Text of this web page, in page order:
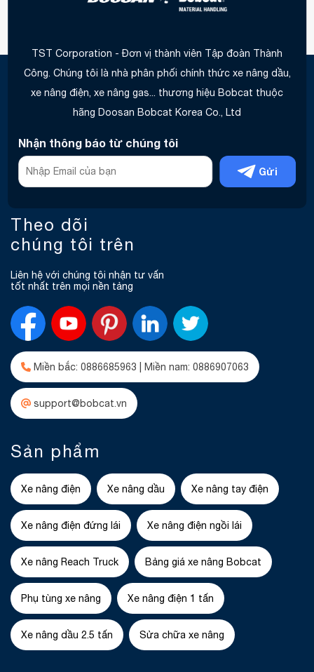
TST Corporation - Đơn vị thành viên Tập đoàn Thành
Công. Chúng tôi là nhà phân phối chính thức xe nâng dầu,
xe nâng điện, xe nâng gas... thương hiệu Bobcat thuộc
hãng Doosan Bobcat Korea Co., Ltd
Nhận thông báo từ chúng tôi
Gửi
Theo dõi
chúng tôi trên
Liên hệ với chúng tôi nhận tư vấn
tốt nhất trên mọi nền tảng
Miền bắc: 0886685963 | Miền nam: 0886907063
support@bobcat.vn
Sản phẩm
Xe nâng điện Xe nâng dầu Xe nâng tay điện
Xe nâng điện đứng lái Xe nâng điện ngồi lái
Xe nâng Reach Truck Bảng giá xe nâng Bobcat
Phụ tùng xe nâng Xe nâng điện 1 tấn
Xe nâng dầu 2.5 tấn Sửa chữa xe nâng